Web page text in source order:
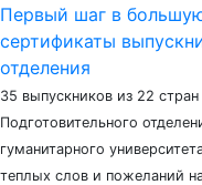
Первый шаг в
сертификаты
отделения
35 выпускников из 22
Подготовительного
гуманитарного
теплых слов и пожеланий